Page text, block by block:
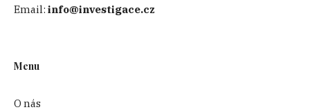
Email:info@investigace.cz
Menu
O nás